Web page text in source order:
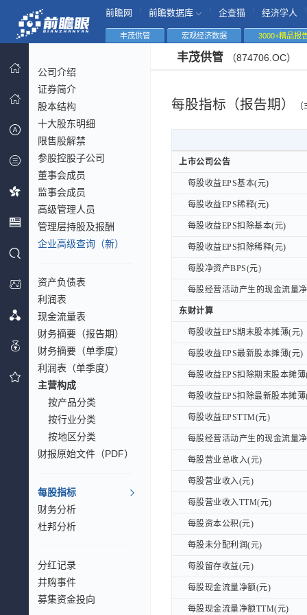
前瞻网 前瞻数据库 企查猫 经济学人
丰茂供管 宏观经济数据 3000+精品报
公司介绍
证券简介
股本结构
十大股东明细
限售股解禁
参股控股子公司
董事会成员
监事会成员
高级管理人员
管理层持股及报酬
企业高级查询（新）
资产负债表
利润表
现金流量表
财务摘要（报告期）
财务摘要（单季度）
利润表（单季度）
主营构成
按产品分类
按行业分类
按地区分类
财报原始文件（PDF）
每股指标
财务分析
杜邦分析
分红记录
并购事件
募集资金投向
丰茂供管 （874706.OC）
每股指标（报告期）
上市公司公告
每股收益EPS基本(元)
每股收益EPS稀释(元)
每股收益EPS扣除基本(元)
每股收益EPS扣除稀释(元)
每股净资产BPS(元)
每股经营活动产生的现金流量
东财计算
每股收益EPS期末股本摊薄(元)
每股收益EPS最新股本摊薄(元)
每股收益EPS扣除期末股本摊
每股收益EPS扣除最新股本摊
每股收益EPSTTM(元)
每股经营活动产生的现金流量
每股营业总收入(元)
每股营业收入(元)
每股营业收入TTM(元)
每股资本公积(元)
每股未分配利润(元)
每股留存收益(元)
每股现金流量净额(元)
每股现金流量净额TTM(元)
上市公司公告
每股收益EPS基本(元)
每股收益EPS稀释(元)
每股收益EPS扣除基本(元)
每股收益EPS扣除稀释(元)
每股净资产BPS(元)
每股经营活动产生的现金流量
东财计算
每股收益EPS期末股本摊薄(元)
每股收益EPS最新股本摊薄(元)
每股收益EPS扣除期末股本摊
每股收益EPS扣除最新股本摊
每股收益EPSTTM(元)
每股经营活动产生的现金流量
每股营业总收入(元)
每股营业收入(元)
每股营业收入TTM(元)
每股资本公积(元)
每股未分配利润(元)
每股留存收益(元)
每股现金流量净额(元)
每股现金流量净额TTM(元)